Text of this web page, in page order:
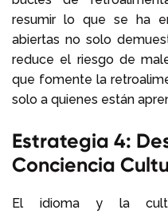
resumir lo que se ha
abiertas no solo
reduce el riesgo de
que fomente la
solo a quienes están
Estrategia 4:
Conciencia
El idioma y la